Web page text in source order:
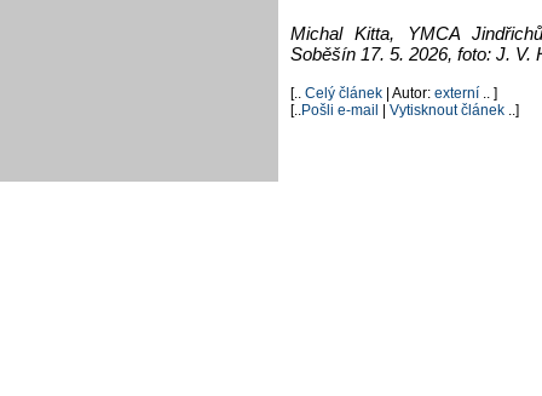
Michal Kitta, YMCA
Soběšín 17. 5. 2026, foto: J. V.
[.. Celý článek | Autor: externí .. ]
[.. Pošli e-mail | Vytisknout článek ..]